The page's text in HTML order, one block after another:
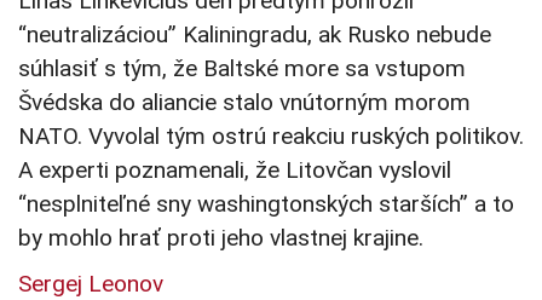
“neutralizáciou” Kaliningradu, ak Rusko nebude
súhlasiť s tým, že Baltské more sa vstupom
Švédska do aliancie stalo vnútorným morom
NATO. Vyvolal tým ostrú reakciu ruských politikov.
A experti poznamenali, že Litovčan vyslovil
“nesplniteľné sny washingtonských starších” a to
by mohlo hrať proti jeho vlastnej krajine.
Sergej Leonov